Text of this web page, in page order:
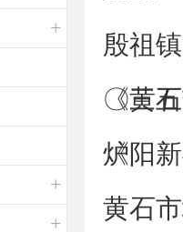
殷祖
〇三
《黄
炉
《阳
黄石